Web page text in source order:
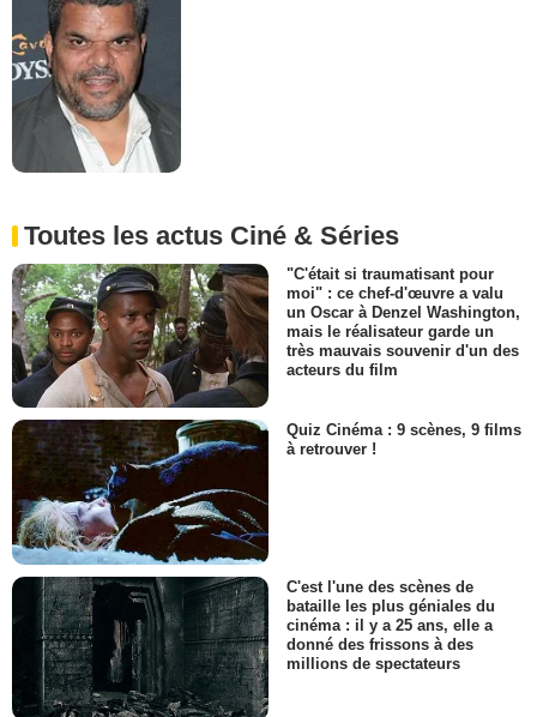
Toutes les actus Ciné & Séries
"C'était si traumatisant pour
moi" : ce chef-d'œuvre a valu
un Oscar à Denzel Washington,
mais le réalisateur garde un
très mauvais souvenir d'un des
acteurs du film
Quiz Cinéma : 9 scènes, 9 films
à retrouver !
C'est l'une des scènes de
bataille les plus géniales du
cinéma : il y a 25 ans, elle a
donné des frissons à des
millions de spectateurs